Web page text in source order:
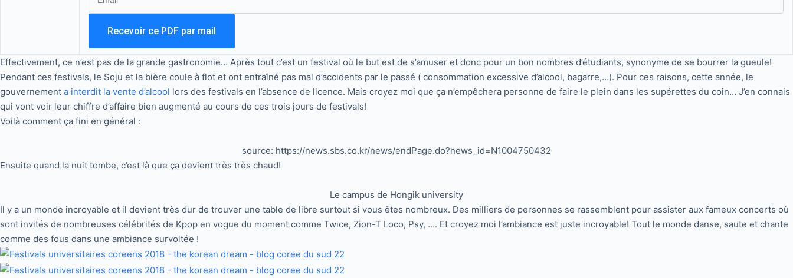
Effectivement, ce n’est pas de la grande gastronomie… Après tout c’est un festival où le but est de s’amuser et donc pour un bon nombres d’étudiants, synonyme de se bourrer la gueule!
Pendant ces festivals, le Soju et la bière coule à flot et ont entraîné pas mal d’accidents par le passé ( consommation excessive d’alcool, bagarre,…). Pour ces raisons, cette année, le
gouvernement a interdit la vente d’alcool lors des festivals en l’absence de licence. Mais croyez moi que ça n’empêchera personne de faire le plein dans les supérettes du coin… J’en connais
qui vont voir leur chiffre d’affaire bien augmenté au cours de ces trois jours de festivals!
Voilà comment ça fini en général :
source: https://news.sbs.co.kr/news/endPage.do?news_id=N1004750432
Ensuite quand la nuit tombe, c’est là que ça devient très très chaud!
Le campus de Hongik university
Il y a un monde incroyable et il devient très dur de trouver une table de libre surtout si vous êtes nombreux. Des milliers de personnes se rassemblent pour assister aux fameux concerts où
sont invités de nombreuses célébrités de Kpop en vogue du moment comme Twice, Zion-T Loco, Psy, …. Et croyez moi l’ambiance est juste incroyable! Tout le monde danse, saute et chante
comme des fous dans une ambiance survoltée !